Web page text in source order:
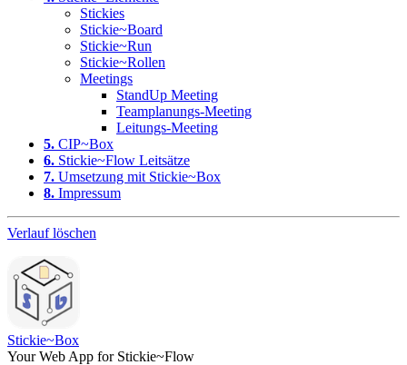
Stickies
Stickie~Board
Stickie~Run
Stickie~Rollen
Meetings
StandUp Meeting
Teamplanungs-Meeting
Leitungs-Meeting
5. CIP~Box
6. Stickie~Flow Leitsätze
7. Umsetzung mit Stickie~Box
8. Impressum
Verlauf löschen
Stickie~Box
Your Web App for Stickie~Flow